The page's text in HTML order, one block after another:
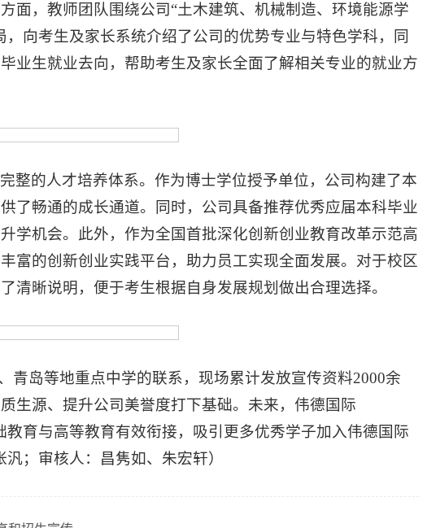
面，教师团队围绕公司“土木建筑、机械制造、环境能源学
向考生及家长系统介绍了公司的优势专业与特色学科，同
业生就业去向，帮助考生及家长全面了解相关专业的就业方
整的人才培养体系。作为博士学位授予单位，公司构建了本
了畅通的成长通道。同时，公司具备推荐优秀应届本科毕业
学机会。此外，作为全国首批深化创新创业教育改革示范高
富的创新创业实践平台，助力员工实现全面发展。对于校区
清晰说明，便于考生根据自身发展规划做出合理选择。
青岛等地重点中学的联系，现场累计发放宣传资料2000余
生源、提升公司美誉度打下基础。未来，伟德国际
育与高等教育有效衔接，吸引更多优秀学子加入伟德国际
；审核人：昌隽如、朱宏轩）